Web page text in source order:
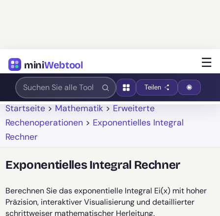
miniWebtool ☰
Teilen
Startseite > Mathematik > Erweiterte
Rechenoperationen > Exponentielles Integral
Rechner
Exponentielles Integral Rechner
Berechnen Sie das exponentielle Integral Ei(x) mit hoher
Präzision, interaktiver Visualisierung und detaillierter
schrittweiser mathematischer Herleitung.